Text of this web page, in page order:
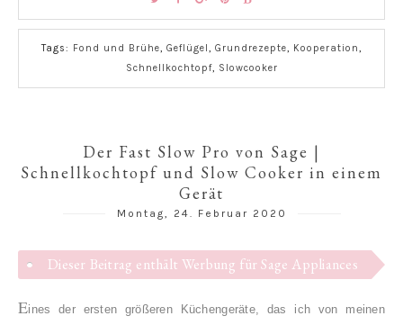
Tags: Fond und Brühe, Geflügel , Grundrezepte, Kooperation,
Schnellkochtopf, Slowcooker
Der Fast Slow Pro von Sage |
Schnellkochtopf und Slow Cooker in einem
Gerät
Montag, 24. Februar 2020
Dieser Beitrag enthält Werbung für Sage Appliances
Eines der ersten größeren Küchengeräte, das ich von meinen